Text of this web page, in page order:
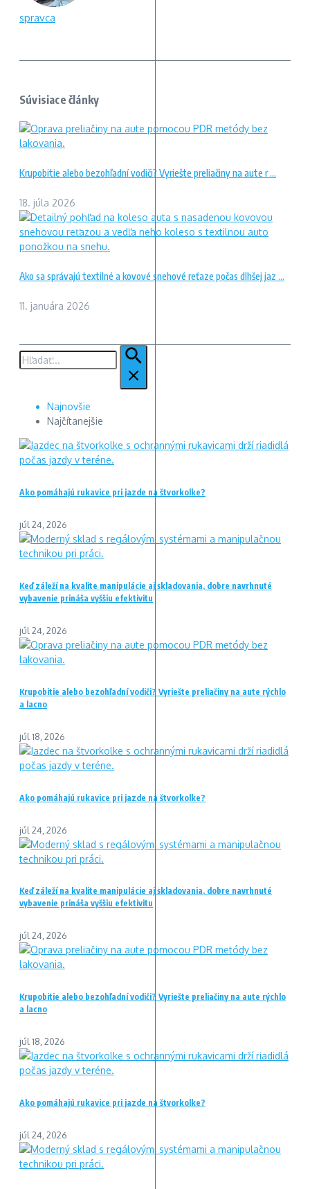
spravca
Súvisiace články
Krupobitie alebo bezohľadní vodiči? Vyriešte preliačiny na aute r ...
18. júla 2026
Ako sa správajú textilné a kovové snehové reťaze počas dlhšej jaz ...
11. januára 2026
Hľadať:
Najnovšie
Najčítanejšie
Ako pomáhajú rukavice pri jazde na štvorkolke?
júl 24, 2026
Keď záleží na kvalite manipulácie aj skladovania, dobre navrhnuté
vybavenie prináša vyššiu efektivitu
júl 24, 2026
Krupobitie alebo bezohľadní vodiči? Vyriešte preliačiny na aute rýchlo
a lacno
júl 18, 2026
Ako pomáhajú rukavice pri jazde na štvorkolke?
júl 24, 2026
Keď záleží na kvalite manipulácie aj skladovania, dobre navrhnuté
vybavenie prináša vyššiu efektivitu
júl 24, 2026
Krupobitie alebo bezohľadní vodiči? Vyriešte preliačiny na aute rýchlo
a lacno
júl 18, 2026
Ako pomáhajú rukavice pri jazde na štvorkolke?
júl 24, 2026